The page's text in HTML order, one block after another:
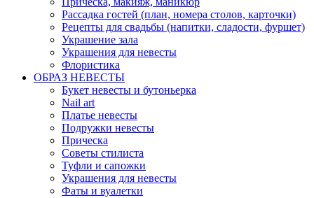
Рассадка гостей (план, номера столов, карточки)
Рецепты для свадьбы (напитки, сладости, фуршет)
Украшение зала
Украшения для невесты
Флористика
ОБРАЗ НЕВЕСТЫ
Букет невесты и бутоньерка
Nail art
Платье невесты
Подружки невесты
Прическа
Советы стилиста
Туфли и сапожки
Украшения для невесты
Фаты и вуалетки